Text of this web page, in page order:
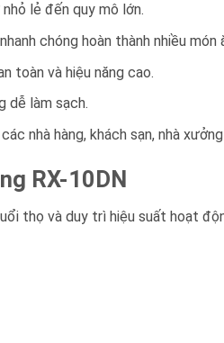
lẻ đến quy mô lớn.
chóng hoàn thành nhiều món
toàn và hiệu năng cao.
dễ làm sạch.
nhà hàng, khách sạn, nhà
RX-10DN
thọ và duy trì hiệu suất hoạt